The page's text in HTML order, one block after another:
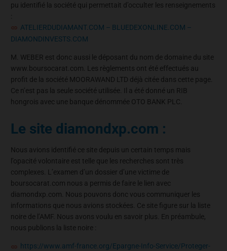
pu identifié la société qui permettait d’occulter les renseignements
:
ATELIERDUDIAMANT.COM – BLUEDEXONLINE.COM –
DIAMONDINVESTS.COM
M. WEBER est donc aussi le déposant du nom de domaine du site
www.boursocarat.com. Les règlements ont été effectués au
profit de la société MOORAWAND LTD déjà citée dans cette page.
Ce n’est pas la seule société utilisée. Il a été donné un RIB
hongrois avec une banque dénommée OTO BANK PLC.
Le site diamondxp.com :
Nous avions identifié ce site depuis un certain temps mais
l’opacité volontaire est telle que les recherches sont très
complexes. L’examen d’un dossier d’une victime de
boursocarat.com nous a permis de faire le lien avec
diamondxp.com. Nous pouvons donc vous communiquer les
informations que nous avions stockées. Ce site figure sur la liste
noire de l’AMF. Nous avons voulu en savoir plus. En préambule,
nous publions la liste noire :
https://www.amf-france.org/Epargne-Info-Service/Proteger-